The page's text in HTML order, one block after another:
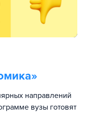
»
направлений
вузы готовят